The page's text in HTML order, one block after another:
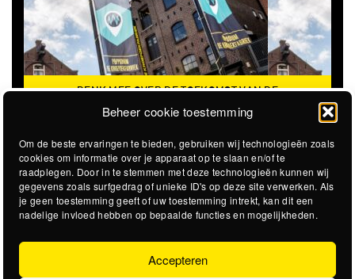
Beheer cookie toestemming
Om de beste ervaringen te bieden, gebruiken wij technologieën zoals
cookies om informatie over je apparaat op te slaan en/of te
raadplegen. Door in te stemmen met deze technologieën kunnen wij
gegevens zoals surfgedrag of unieke ID's op deze site verwerken. Als
je geen toestemming geeft of uw toestemming intrekt, kan dit een
nadelige invloed hebben op bepaalde functies en mogelijkheden.
Accepteren
DENK MEE OVER DE TOEKOMST VAN DE
KROEPOEKFABRIEK